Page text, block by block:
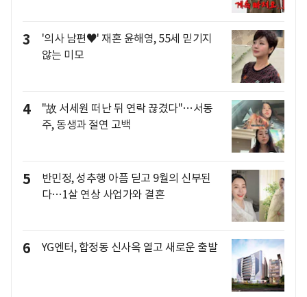
3
'의사 남편♥' 재혼 윤해영, 55세 믿기지
않는 미모
4
"故 서세원 떠난 뒤 연락 끊겼다"…서동
주, 동생과 절연 고백
5
반민정, 성추행 아픔 딛고 9월의 신부된
다…1살 연상 사업가와 결혼
6 YG엔터, 합정동 신사옥 열고 새로운 출발